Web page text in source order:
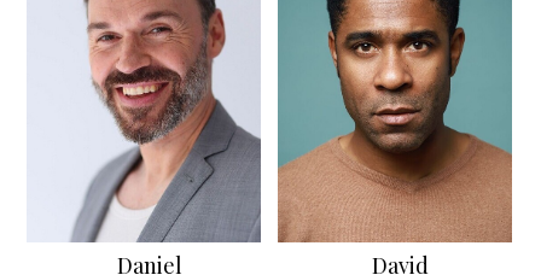
Daniel David